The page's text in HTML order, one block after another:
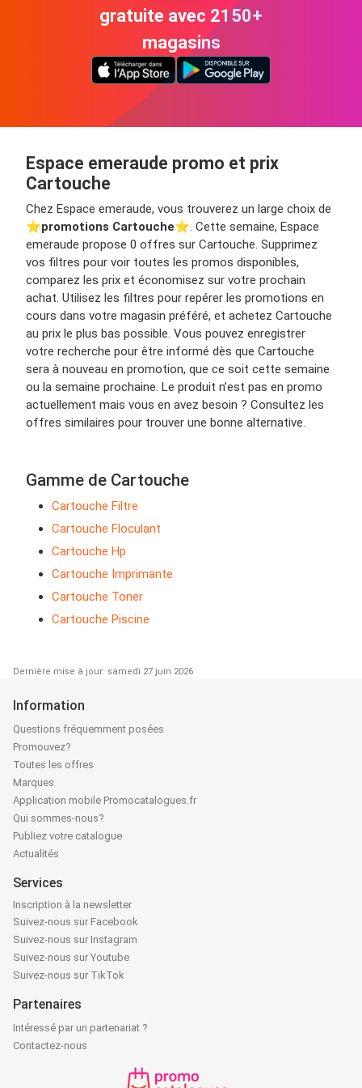
gratuite avec 2150+
magasins
Espace emeraude promo et prix
Cartouche
Chez Espace emeraude, vous trouverez un large choix de
⭐️promotions Cartouche⭐️. Cette semaine, Espace
emeraude propose 0 offres sur Cartouche. Supprimez
vos filtres pour voir toutes les promos disponibles,
comparez les prix et économisez sur votre prochain
achat. Utilisez les filtres pour repérer les promotions en
cours dans votre magasin préféré, et achetez Cartouche
au prix le plus bas possible. Vous pouvez enregistrer
votre recherche pour être informé dès que Cartouche
sera à nouveau en promotion, que ce soit cette semaine
ou la semaine prochaine. Le produit n’est pas en promo
actuellement mais vous en avez besoin ? Consultez les
offres similaires pour trouver une bonne alternative.
Gamme de Cartouche
Cartouche Filtre
Cartouche Floculant
Cartouche Hp
Cartouche Imprimante
Cartouche Toner
Cartouche Piscine
Dernière mise à jour: samedi 27 juin 2026
Information
Questions fréquemment posées
Promouvez?
Toutes les offres
Marques
Application mobile Promocatalogues.fr
Qui sommes-nous?
Publiez votre catalogue
Actualités
Services
Inscription à la newsletter
Suivez-nous sur Facebook
Suivez-nous sur Instagram
Suivez-nous sur Youtube
Suivez-nous sur TikTok
Partenaires
Intéressé par un partenariat ?
Contactez-nous